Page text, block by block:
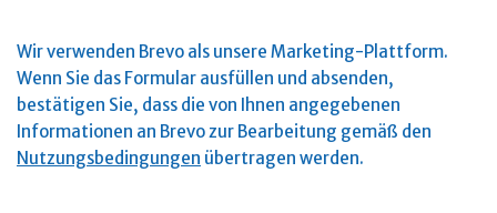
Wir verwenden Brevo als unsere Marketing-Plattform.
Wenn Sie das Formular ausfüllen und absenden,
bestätigen Sie, dass die von Ihnen angegebenen
Informationen an Brevo zur Bearbeitung gemäß den
Nutzungsbedingungen übertragen werden.